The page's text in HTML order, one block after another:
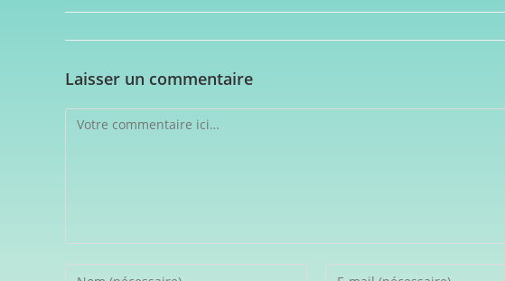
Laisser un commentaire